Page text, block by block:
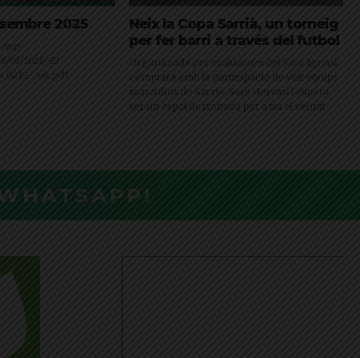
2025
wp-
01/1626-El-
_ok.pdf
Neix la Copa Sarrià, un torneig
per fer barri a través del futbol
Organitzada per exalumnes del Sant Ignasi,
comptarà amb la participació de vuit equips
masculins de Sarrià-Sant Gervasi i espera
ser un espai de trobada per a tot el veïnat